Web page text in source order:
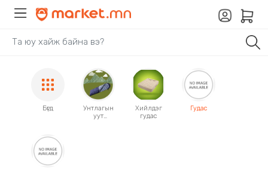
Бүгд
Унтлагын
уут
Хийлдэг
гудас
Гудас